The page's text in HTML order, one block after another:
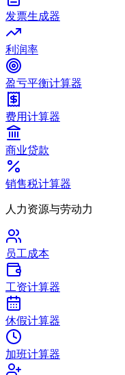
发票生成器
利润率
盈亏平衡计算器
费用计算器
商业贷款
销售税计算器
人力资源与劳动力
员工成本
工资计算器
休假计算器
加班计算器